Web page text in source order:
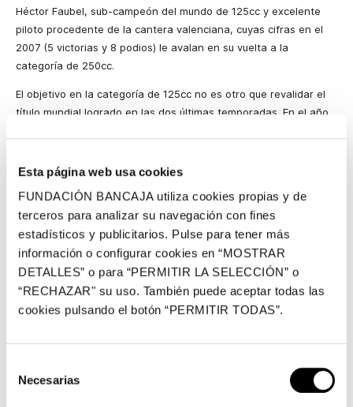
Esta página web usa cookies
FUNDACIÓN BANCAJA utiliza cookies propias y de
terceros para analizar su navegación con fines
estadísticos y publicitarios. Pulse para tener más
información o configurar cookies en “MOSTRAR
DETALLES” o para “PERMITIR LA SELECCIÓN” o
“RECHAZAR" su uso. También puede aceptar todas las
cookies pulsando el botón “PERMITIR TODAS”.
Necesarias
Héctor Faubel, sub-campeón del mundo de 125cc y excelente
piloto procedente de la cantera valenciana, cuyas cifras en el
2007 (5 victorias y 8 podios) le avalan en su vuelta a la
categoría de 250cc.
El objetivo en la categoría de 125cc no es otro que revalidar el
título mundial logrado en las dos últimas temporadas. En el año
preciosa lucha entre los pilotos Gábor Talmacsi y Héctor Faubel.
convertirse en un héroe nacional.
Al igual que en el octavo de litro, el objetivo en la categoría de
250cc será luchar por estar siempre en lo más alto del podio,
soñando en la posibilidad de alzarse con un doblete histórico.
El acto no hizo más que ratificar el excelente binomio formado
entre Bancaja y el Aspar Team, “tanto en el paddock como en la
Jorge Martínez “Aspar”:
“Trabajar con este equipo es motivo